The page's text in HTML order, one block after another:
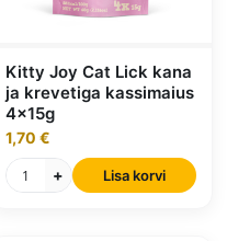
Kitty Joy Cat Lick kana
ja krevetiga kassimaius
4x15g
1,70 €
+
Lisa korvi